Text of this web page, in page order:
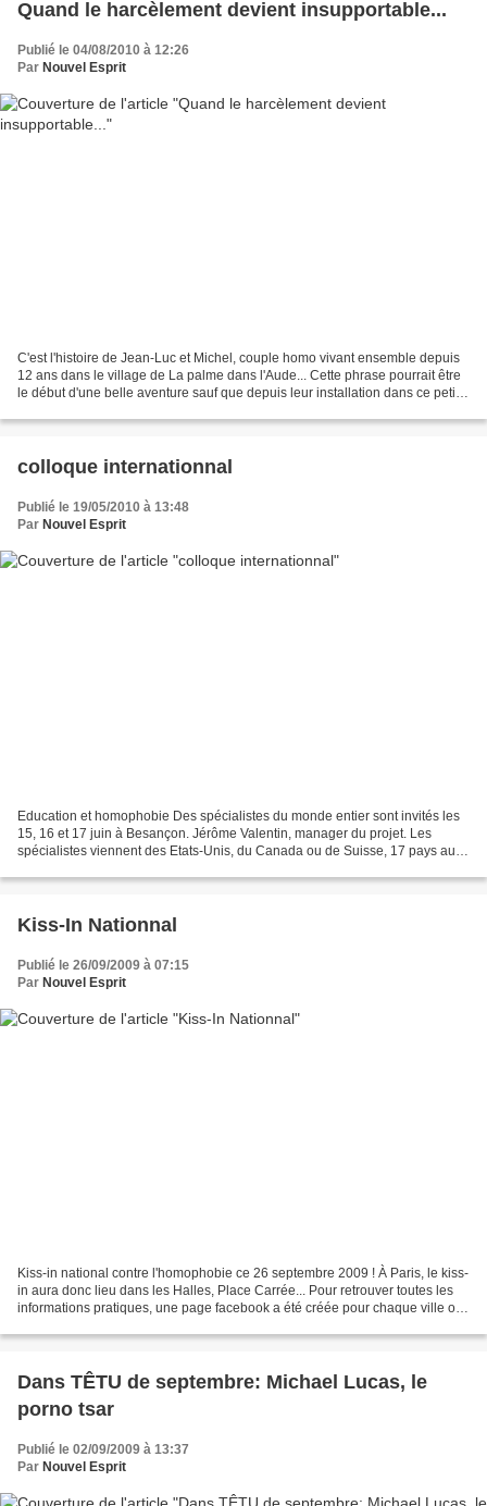
Quand le harcèlement devient insupportable...
Publié le 04/08/2010 à 12:26
Par Nouvel Esprit
C'est l'histoire de Jean-Luc et Michel, couple homo vivant ensemble depuis
12 ans dans le village de La palme dans l'Aude... Cette phrase pourrait être
le début d'une belle aventure sauf que depuis leur installation dans ce petit
colloque internationnal
Publié le 19/05/2010 à 13:48
Par Nouvel Esprit
Education et homophobie Des spécialistes du monde entier sont invités les
15, 16 et 17 juin à Besançon. Jérôme Valentin, manager du projet. Les
spécialistes viennent des Etats-Unis, du Canada ou de Suisse, 17 pays au
Kiss-In Nationnal
Publié le 26/09/2009 à 07:15
Par Nouvel Esprit
Kiss-in national contre l'homophobie ce 26 septembre 2009 ! À Paris, le kiss-
in aura donc lieu dans les Halles, Place Carrée... Pour retrouver toutes les
informations pratiques, une page facebook a été créée pour chaque ville où
Dans TÊTU de septembre: Michael Lucas, le
porno tsar
Publié le 02/09/2009 à 13:37
Par Nouvel Esprit